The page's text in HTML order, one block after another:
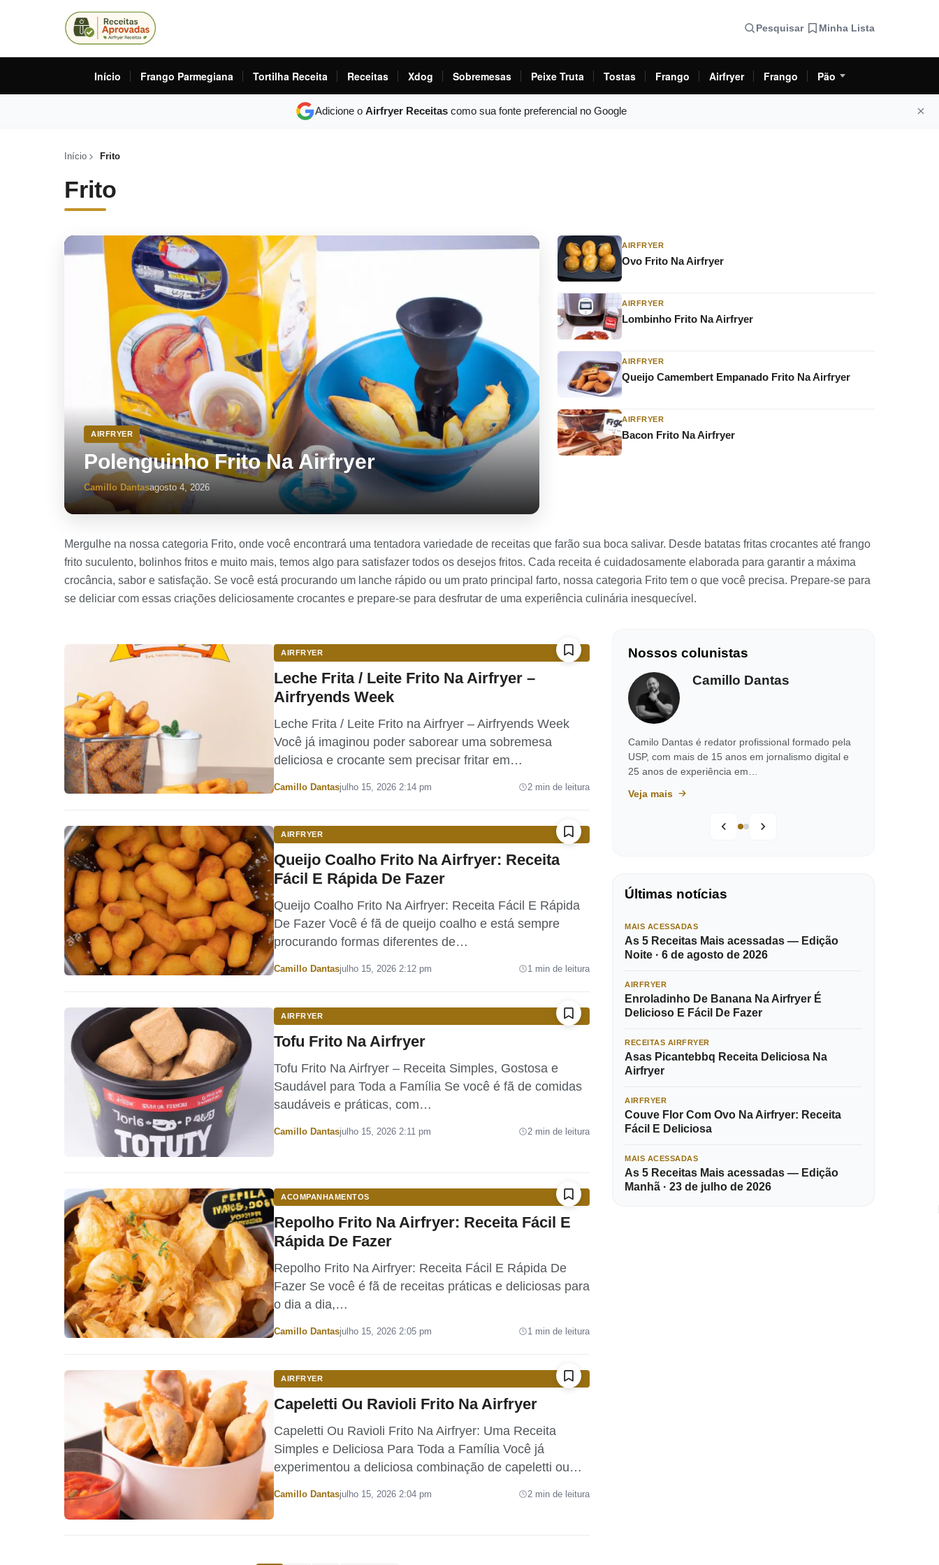
Pesquisar Minha Lista
Início Frango Parmegiana Tortilha Receita Receitas Xdog Sobremesas Peixe Truta Tostas Frango Airfryer Frango Pão
Adicione o Airfryer Receitas como sua fonte preferencial no Google
Início Frito
Frito
AIRFRYER
Polenguinho Frito Na Airfryer
Camillo Dantasagosto 4, 2026
AIRFRYER
Ovo Frito Na Airfryer
AIRFRYER
Lombinho Frito Na Airfryer
AIRFRYER
Queijo Camembert Empanado Frito Na Airfryer
AIRFRYER
Bacon Frito Na Airfryer
Mergulhe na nossa categoria Frito, onde você encontrará uma tentadora variedade de receitas que farão sua boca salivar. Desde batatas fritas crocantes até frango
frito suculento, bolinhos fritos e muito mais, temos algo para satisfazer todos os desejos fritos. Cada receita é cuidadosamente elaborada para garantir a máxima
crocância, sabor e satisfação. Se você está procurando um lanche rápido ou um prato principal farto, nossa categoria Frito tem o que você precisa. Prepare-se para
se deliciar com essas criações deliciosamente crocantes e prepare-se para desfrutar de uma experiência culinária inesquecível.
AIRFRYER
Leche Frita / Leite Frito Na Airfryer –
Airfryends Week
Leche Frita / Leite Frito na Airfryer – Airfryends Week
Você já imaginou poder saborear uma sobremesa
deliciosa e crocante sem precisar fritar em…
Por
Camillo Dantasjulho 15, 2026 2:14 pm 2 min de leitura
AIRFRYER
Queijo Coalho Frito Na Airfryer: Receita
Fácil E Rápida De Fazer
Queijo Coalho Frito Na Airfryer: Receita Fácil E Rápida
De Fazer Você é fã de queijo coalho e está sempre
procurando formas diferentes de…
Por
Camillo Dantasjulho 15, 2026 2:12 pm 1 min de leitura
AIRFRYER
Tofu Frito Na Airfryer
Tofu Frito Na Airfryer – Receita Simples, Gostosa e
Saudável para Toda a Família Se você é fã de comidas
saudáveis e práticas, com…
Por
Camillo Dantasjulho 15, 2026 2:11 pm 2 min de leitura
ACOMPANHAMENTOS
Repolho Frito Na Airfryer: Receita Fácil E
Rápida De Fazer
Repolho Frito Na Airfryer: Receita Fácil E Rápida De
Fazer Se você é fã de receitas práticas e deliciosas para
o dia a dia,…
Por
Camillo Dantasjulho 15, 2026 2:05 pm 1 min de leitura
AIRFRYER
Capeletti Ou Ravioli Frito Na Airfryer
Capeletti Ou Ravioli Frito Na Airfryer: Uma Receita
Simples e Deliciosa Para Toda a Família Você já
experimentou a deliciosa combinação de capeletti ou…
Por
Camillo Dantasjulho 15, 2026 2:04 pm 2 min de leitura
Nossos colunistas
Camillo Dantas
Camilo Dantas é redator profissional formado pela
USP, com mais de 15 anos em jornalismo digital e
25 anos de experiência em…
Veja mais
Últimas notícias
MAIS ACESSADAS
As 5 Receitas Mais acessadas — Edição
Noite · 6 de agosto de 2026
AIRFRYER
Enroladinho De Banana Na Airfryer É
Delicioso E Fácil De Fazer
RECEITAS AIRFRYER
Asas Picantebbq Receita Deliciosa Na
Airfryer
AIRFRYER
Couve Flor Com Ovo Na Airfryer: Receita
Fácil E Deliciosa
MAIS ACESSADAS
As 5 Receitas Mais acessadas — Edição
Manhã · 23 de julho de 2026